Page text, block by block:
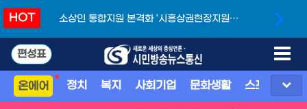
HOT
소상인 통합지원 본격화 ‘시흥상권현장지원단’
편성표
온에어 정치 복지 사회기업 문화생활 스포츠 지